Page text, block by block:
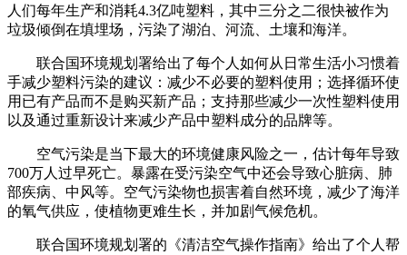
人们每年生产和消耗4.3亿吨塑料，其中三分之二很快被作为
垃圾倾倒在填埋场，污染了湖泊、河流、土壤和海洋。
联合国环境规划署给出了每个人如何从日常生活小习惯着
手减少塑料污染的建议：减少不必要的塑料使用；选择循环使
用已有产品而不是购买新产品；支持那些减少一次性塑料使用
以及通过重新设计来减少产品中塑料成分的品牌等。
空气污染是当下最大的环境健康风险之一，估计每年导致
700万人过早死亡。暴露在受污染空气中还会导致心脏病、肺
部疾病、中风等。空气污染物也损害着自然环境，减少了海洋
的氧气供应，使植物更难生长，并加剧气候危机。
联合国环境规划署的《清洁空气操作指南》给出了个人帮